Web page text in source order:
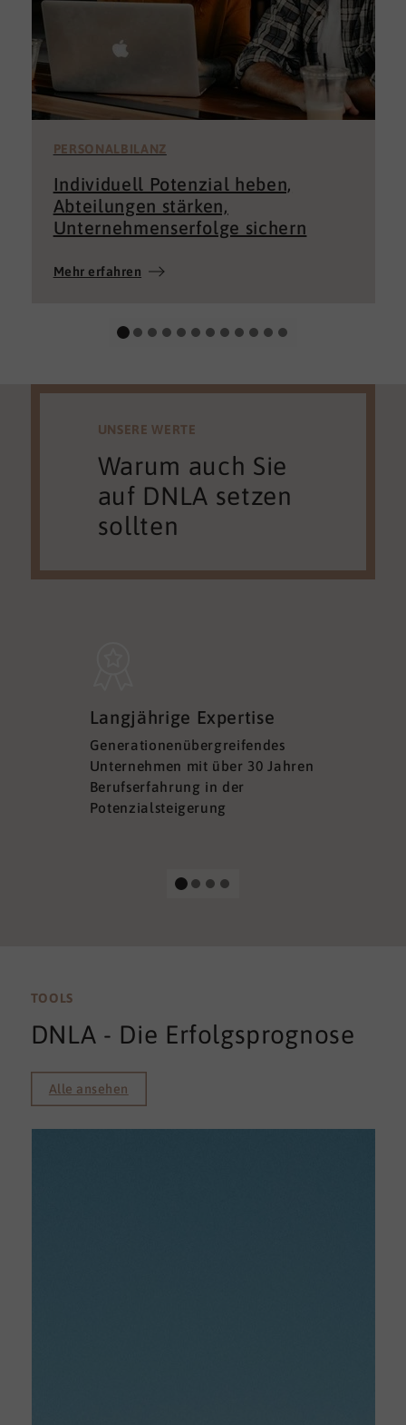
PERSONALBILANZ
Individuell Potenzial heben,
Abteilungen stärken,
Unternehmenserfolge sichern
Mehr erfahren
UNSERE WERTE
Warum auch Sie
auf DNLA setzen
sollten
Langjährige Expertise
Generationenübergreifendes
Unternehmen mit über 30 Jahren
Berufserfahrung in der
Potenzialsteigerung
TOOLS
DNLA - Die Erfolgsprognose
Alle ansehen